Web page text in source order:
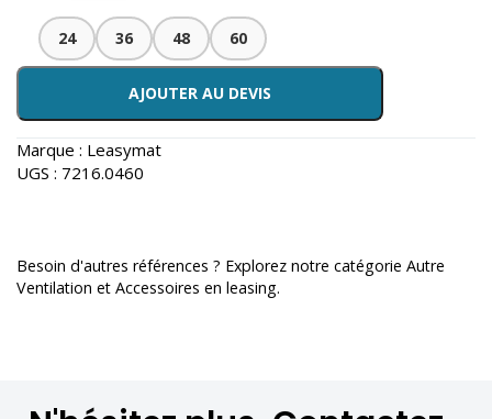
24 36 48 60
AJOUTER AU DEVIS
Marque : Leasymat
UGS : 7216.0460
Besoin d'autres références ? Explorez notre catégorie Autre
Ventilation et Accessoires en leasing.